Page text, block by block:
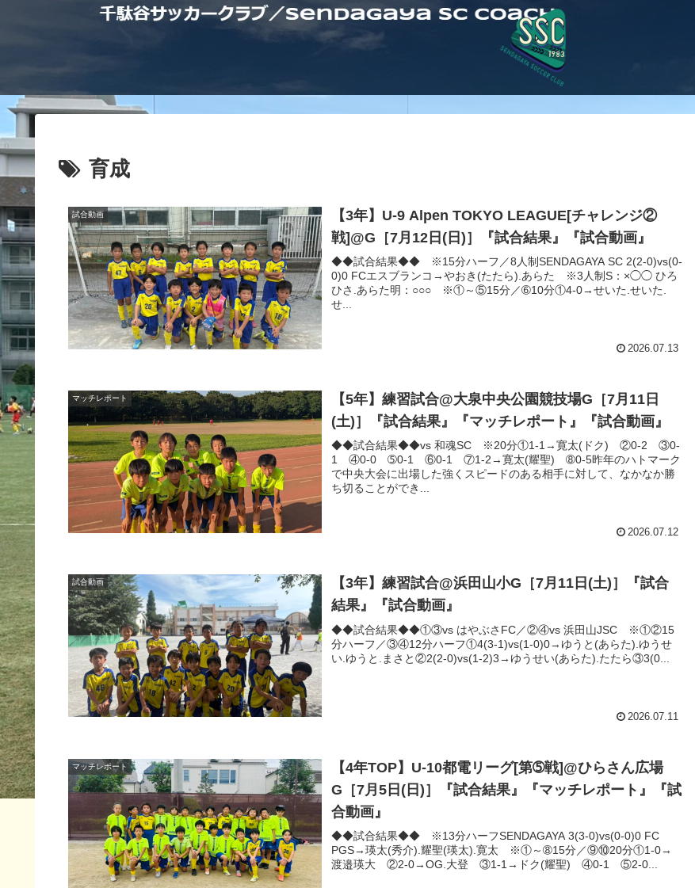
育成
試合動画
【3年】U-9 Alpen TOKYO LEAGUE[チャレンジ②
戦]@G［7月12日(日)］『試合結果』『試合動画』
◆◆試合結果◆◆ ※15分ハーフ／8人制SENDAGAYA SC 2(2-0)vs(0-
0)0 FCエスブランコ→やおき(たたら).あらた ※3人制S：×◯◯ ひろ
ひさ.あらた明：○○○ ※①～⑤15分／➅10分①4-0→せいた.せいた.
せ...
2026.07.13
マッチレポート
【5年】練習試合@大泉中央公園競技場G［7月11日
(土)］『試合結果』『マッチレポート』『試合動画』
◆◆試合結果◆◆vs 和魂SC ※20分①1-1→寛太(ドク) ②0-2 ③0-
1 ④0-0 ➄0-1 ⑥0-1 ⑦1-2→寛太(耀聖) ➇0-5昨年のハトマーク
で中央大会に出場した強くスピードのある相手に対して、なかなか勝
ち切ることができ...
2026.07.12
試合動画
【3年】練習試合@浜田山小G［7月11日(土)］『試合
結果』『試合動画』
◆◆試合結果◆◆①③vs はやぶさFC／②④vs 浜田山JSC ※①②15
分ハーフ／③④12分ハーフ①4(3-1)vs(1-0)0→ゆうと(あらた).ゆうせ
い.ゆうと.まさと②2(2-0)vs(1-2)3→ゆうせい(あらた).たたら③3(0...
2026.07.11
マッチレポート
【4年TOP】U-10都電リーグ[第➄戦]@ひらさん広場
G［7月5日(日)］『試合結果』『マッチレポート』『試
合動画』
◆◆試合結果◆◆ ※13分ハーフSENDAGAYA 3(3-0)vs(0-0)0 FC
PGS→瑛太(秀介).耀聖(瑛太).寛太 ※①～➇15分／⑨⑩20分①1-0→
渡邉瑛大 ②2-0→OG.大登 ③1-1→ドク(耀聖) ④0-1 ⑤2-0...